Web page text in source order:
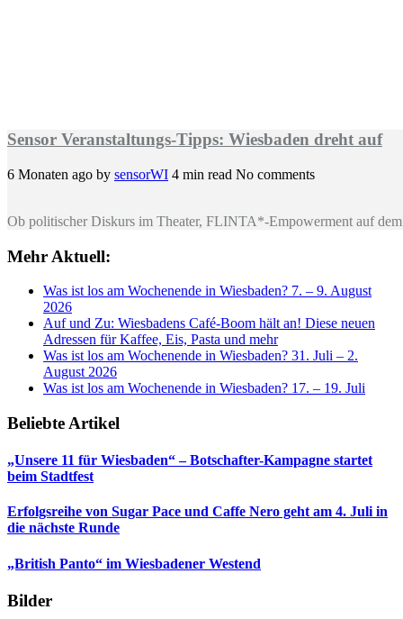
Sensor Veranstaltungs-Tipps: Wiesbaden dreht auf
6 Monaten ago by sensorWI 4 min read No comments
Ob politischer Diskurs im Theater, FLINTA*-Empowerment auf
Mehr Aktuell:
Was ist los am Wochenende in Wiesbaden? 7. – 9. August
2026
Auf und Zu: Wiesbadens Café-Boom hält an! Diese neuen
Adressen für Kaffee, Eis, Pasta und mehr
Was ist los am Wochenende in Wiesbaden? 31. Juli – 2.
August 2026
Was ist los am Wochenende in Wiesbaden? 17. – 19. Juli
Beliebte Artikel
„Unsere 11 für Wiesbaden“ – Botschafter-Kampagne startet
beim Stadtfest
Erfolgsreihe von Sugar Pace und Caffe Nero geht am 4. Juli in
die nächste Runde
„British Panto“ im Wiesbadener Westend
Bilder